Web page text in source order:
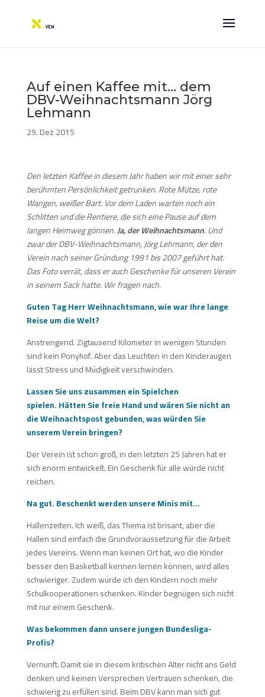
Auf einen Kaffee mit… dem
DBV-Weihnachtsmann Jörg
Lehmann
29. Dez 2015
Den letzten Kaffee in diesem Jahr haben wir mit einer sehr
berühmten Persönlichkeit getrunken. Rote Mütze, rote
Wangen, weißer Bart. Vor dem Laden warten noch ein
Schlitten und die Rentiere, die sich eine Pause auf dem
langen Heimweg gönnen.Ja, der Weihnachtsmann. Und
zwar der DBV-Weihnachtsmann, Jörg Lehmann, der den
Verein nach seiner Gründung 1991 bis 2007 geführt hat.
Das Foto verrät, dass er auch Geschenke für unseren Verein
in seinem Sack hatte. Wir fragen nach.
Guten Tag Herr Weihnachtsmann, wie war Ihre lange
Reise um die Welt?
Anstrengend. Zigtausend Kilometer in wenigen Stunden
sind kein Ponyhof. Aber das Leuchten in den Kinderaugen
lässt Stress und Müdigkeit verschwinden.
Lassen Sie uns zusammen ein Spielchen
spielen. Hätten Sie freie Hand und wären Sie nicht an
die Weihnachtspost gebunden, was würden Sie
unserem Verein bringen?
Der Verein ist schon groß, in den letzten 25 Jahren hat er
sich enorm entwickelt. Ein Geschenk für alle würde nicht
reichen.
Na gut. Beschenkt werden unsere Minis mit…
Hallenzeiten. Ich weiß, das Thema ist brisant, aber die
Hallen sind einfach die Grundvoraussetzung für die Arbeit
jedes Vereins. Wenn man keinen Ort hat, wo die Kinder
besser den Basketball kennen lernen können, wird alles
schwieriger. Zudem würde ich den Kindern noch mehr
Schulkooperationen schenken. Kinder begnügen sich nicht
mit nur einem Geschenk.
Was bekommen dann unsere jungen Bundesliga-
Profis?
Vernunft. Damit sie in diesem kritischen Alter nicht ans Geld
denken und keinen Versprechen Vertrauen schenken, die
schwierig zu erfüllen sind. Beim DBV kann man sich gut